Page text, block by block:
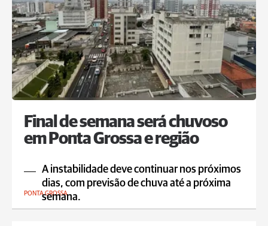
Final de semana será chuvoso
em Ponta Grossa e região
A instabilidade deve continuar nos próximos
dias, com previsão de chuva até a próxima
semana.
PONTA GROSSA